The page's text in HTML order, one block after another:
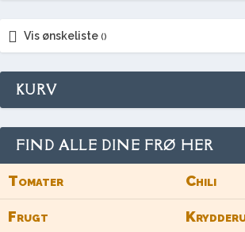
Vis ønskeliste
KURV
FIND ALLE DINE FRØ HER
Tomater Chili
Frugt